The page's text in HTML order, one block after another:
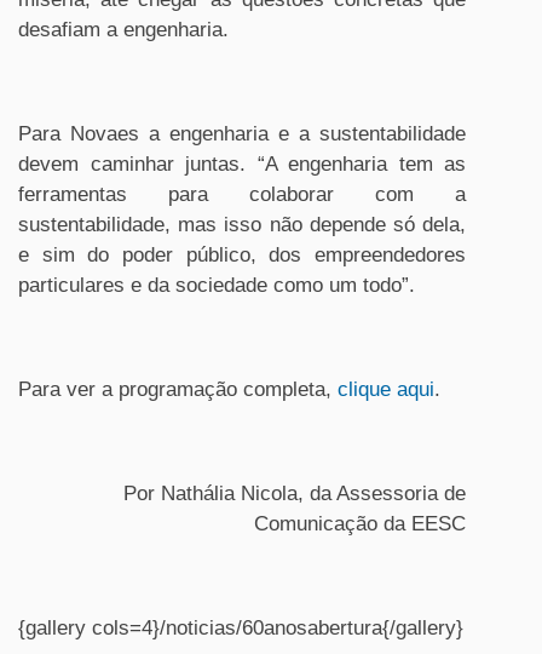
desafiam a engenharia.
Para Novaes a engenharia e a sustentabilidade
devem caminhar juntas. “A engenharia tem as
ferramentas para colaborar com a
sustentabilidade, mas isso não depende só dela,
e sim do poder público, dos empreendedores
particulares e da sociedade como um todo”.
Para ver a programação completa, clique aqui.
Por Nathália Nicola, da Assessoria de
Comunicação da EESC
{gallery cols=4}/noticias/60anosabertura{/gallery}